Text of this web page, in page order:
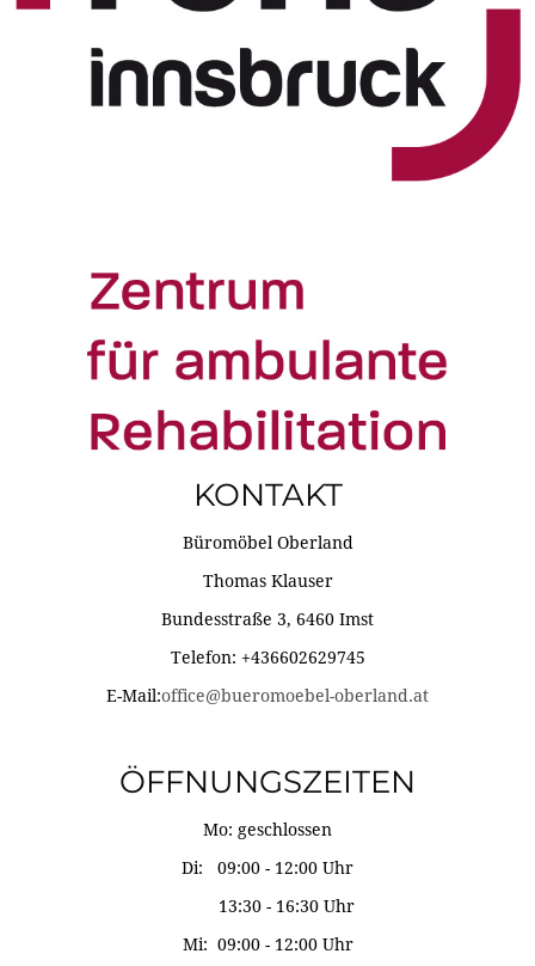
KONTAKT
Büromöbel Oberland
Thomas Klauser
Bundesstraße 3, 6460 Imst
Telefon: +436602629745
E-Mail:office@bueromoebel-oberland.at
ÖFFNUNGSZEITEN
Mo: geschlossen
Di: 09:00 - 12:00 Uhr
13:30 - 16:30 Uhr
Mi: 09:00 - 12:00 Uhr